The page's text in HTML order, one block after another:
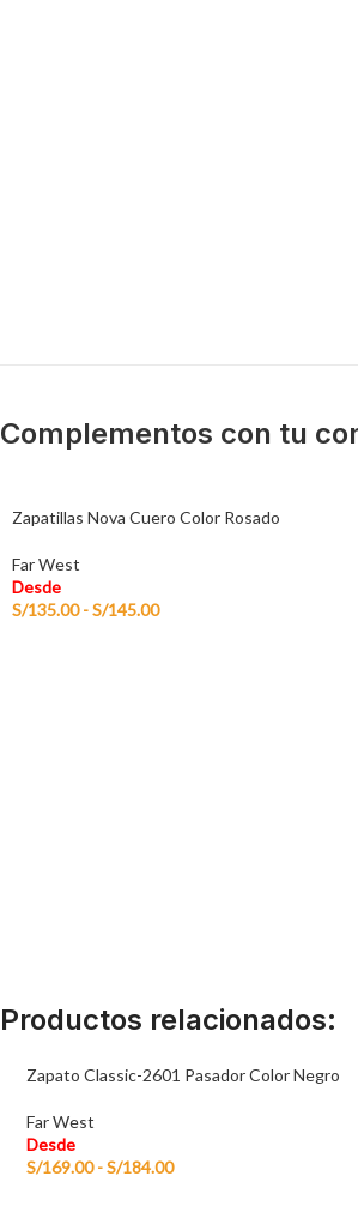
Complementos con tu
Zapatillas Nova Cuero Color Rosado
Far West
Desde
S/135.00 -S/145.00
Productos relacionados:
Zapato Classic-2601 Pasador Color Negro
Far West
Desde
S/169.00 -S/184.00